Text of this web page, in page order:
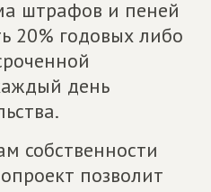
штрафов и пеней
20% годовых либо
день
собственности
позволит